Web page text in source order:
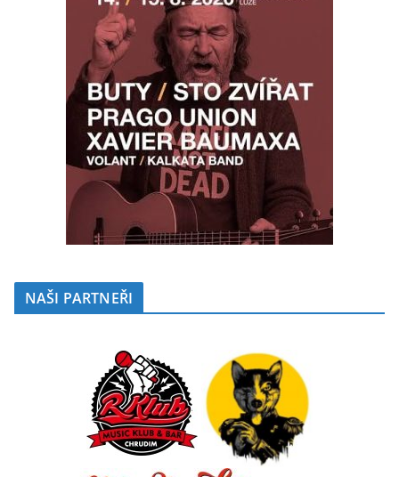
NAŠI PARTNEŘI